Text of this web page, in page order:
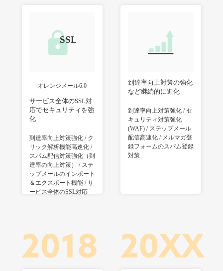
オレンジメール6.0
サービス全体のSSL対
応でセキュリティを強
化
到達率向上対策強化 / ク
リック解析機能高速化 /
スパム配信対策強化（到
達率の向上対策） / ステ
ップメールのインポート
＆エクスポート機能 / サ
ービス全体のSSL対応
到達率向上対策の強化
など継続的に進化
到達率向上対策強化 / セ
キュリティ対策強化
(WAF) / ステップメール
配信高速化 / メルマガ登
録フォームのスパム登録
対策